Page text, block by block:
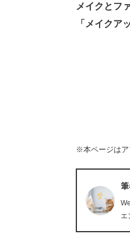
メイクとフ
「メイクア
※本ページはア
エ